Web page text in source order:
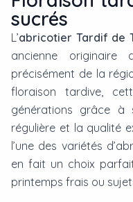
sucrés
L’abricotier Tardif de
ancienne
précisément de la
floraison tardive,
générations grâce à
régulière et la qualité
l’une des variétés
en fait un choix
printemps frais ou